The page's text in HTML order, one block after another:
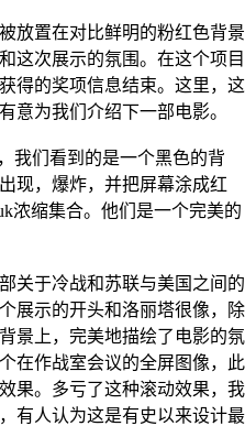
放置在对比鲜明的粉红色背景
这次展示的氛围。在这个项目
得的奖项信息结束。这里，这
意为我们介绍下一部电影。
我们看到的是一个黑色的背
现，爆炸，并把屏幕涂成红
浓缩集合。他们是一个完美的
关于冷战和苏联与美国之间的
展示的开头和洛丽塔很像，除
景上，完美地描绘了电影的氛
在作战室会议的全屏图像，此
果。多亏了这种滚动效果，我
有人认为这是有史以来设计最